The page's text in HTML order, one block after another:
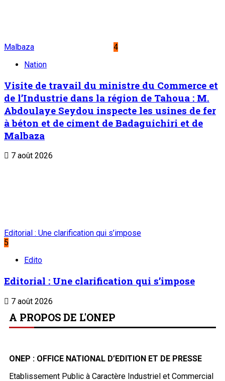
Malbaza
4
Nation
Visite de travail du ministre du Commerce et
de l’Industrie dans la région de Tahoua : M.
Abdoulaye Seydou inspecte les usines de fer
à béton et de ciment de Badaguichiri et de
Malbaza
7 août 2026
Editorial : Une clarification qui s’impose
5
Edito
Editorial : Une clarification qui s’impose
7 août 2026
A PROPOS DE L'ONEP
ONEP : OFFICE NATIONAL D’EDITION ET DE PRESSE
Etablissement Public à Caractère Industriel et Commercial